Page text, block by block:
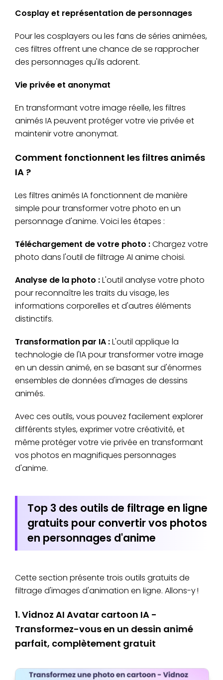
Cosplay et représentation de personnages
Pour les cosplayers ou les fans de séries animées,
ces filtres offrent une chance de se rapprocher
des personnages qu'ils adorent.
Vie privée et anonymat
En transformant votre image réelle, les filtres
animés IA peuvent protéger votre vie privée et
maintenir votre anonymat.
Comment fonctionnent les filtres animés
IA ?
Les filtres animés IA fonctionnent de manière
simple pour transformer votre photo en un
personnage d'anime. Voici les étapes :
Téléchargement de votre photo :Chargez votre
photo dans l'outil de filtrage AI anime choisi.
Analyse de la photo :L'outil analyse votre photo
pour reconnaître les traits du visage, les
informations corporelles et d'autres éléments
distinctifs.
Transformation par IA :L'outil applique la
technologie de l'IA pour transformer votre image
en un dessin animé, en se basant sur d'énormes
ensembles de données d'images de dessins
animés.
Avec ces outils, vous pouvez facilement explorer
différents styles, exprimer votre créativité, et
même protéger votre vie privée en transformant
vos photos en magnifiques personnages
d'anime.
Top 3 des outils de filtrage en ligne
gratuits pour convertir vos photos
en personnages d'anime
Cette section présente trois outils gratuits de
filtrage d'images d'animation en ligne. Allons-y !
1. Vidnoz AI Avatar cartoon IA -
Transformez-vous en un dessin animé
parfait, complètement gratuit